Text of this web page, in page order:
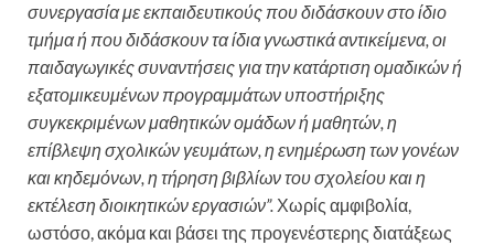
συνεργασία με εκπαιδευτικούς που διδάσκουν στο ίδιο
τμήμα ή που διδάσκουν τα ίδια γνωστικά αντικείμενα, οι
παιδαγωγικές συναντήσεις για την κατάρτιση ομαδικών ή
εξατομικευμένων προγραμμάτων υποστήριξης
συγκεκριμένων μαθητικών ομάδων ή μαθητών, η
επίβλεψη σχολικών γευμάτων, η ενημέρωση των γονέων
και κηδεμόνων, η τήρηση βιβλίων του σχολείου και η
εκτέλεση διοικητικών εργασιών”. Χωρίς αμφιβολία,
ωστόσο, ακόμα και βάσει της προγενέστερης διατάξεως